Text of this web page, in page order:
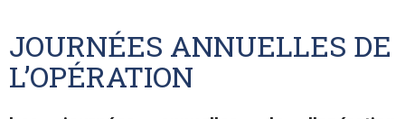
JOURNÉES ANNUELLES DE
L’OPÉRATION